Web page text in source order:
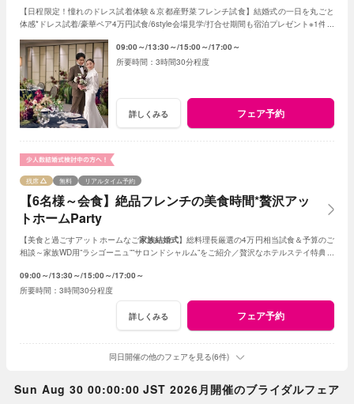
【日程限定！憧れのドレス試着体験＆京都産野菜フレンチ試食】結婚式の一日を丸ごと
体感*ドレス試着/豪華ペア4万円試食/6style会場見学/打合せ期間も宿泊プレゼント※1件目
09:00～ 13:30～ 15:00～ 17:00～
3時間30分程度
詳しくみる フェア予約
【6名様～会食】絶品フレンチの美食時間*贅沢アッ
トホームParty
残席 無料 リアルタイム予約
【美食と過ごすアットホームなご家族結婚式】総料理長厳選の4万円相当試食＆予算のご
相談～家族WD用”ラシゴーニュ””サロンドシャルム”をご紹介／贅沢なホテルステイ特典あ
09:00～ 13:30～ 15:00～ 17:00～
3時間30分程度
詳しくみる フェア予約
同日開催の他のフェアを見る(6件)
Sun Aug 30 00:00:00 JST 2026月開催のブライダルフェア